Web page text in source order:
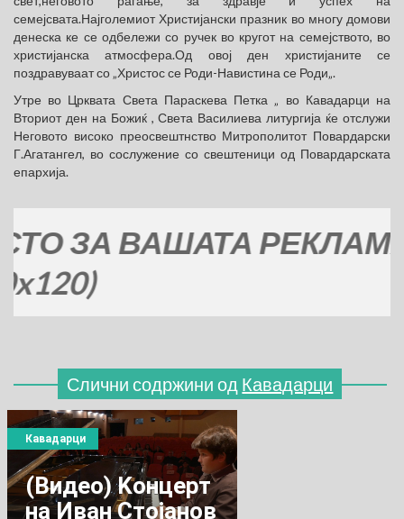
семејсвата.Најголемиот Христијански празник во многу домови
денеска ке се одбележи со ручек во кругот на семејството, во
христијанска атмосфера.Од овој ден христијаните се
поздравуваат со „Христос се Роди-Навистина се Роди„.
Утре во Црквата Света Параскева Петка „ во Кавадарци на
Вториот ден на Божиќ , Света Василиева литургија ќе отслужи
Неговото високо преосвештнство Митрополитот Повардарски
Г.Агатангел, во сослужение со свештеници од Повардарската
епархија.
ВАШАТА РЕКЛАМА
Слични содржини од Кавадарци
(Видео) Koнцерт
на Иван Стојанов
Кавадарци